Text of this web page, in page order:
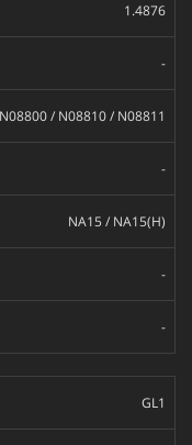
1.4876
-
N08800 / N08810 / N08811
-
NA15 / NA15(H)
-
-
GL1